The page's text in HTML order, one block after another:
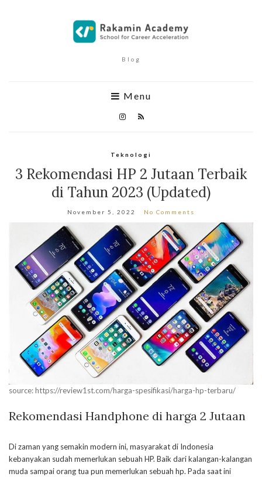
Blog
Menu
Teknologi
3 Rekomendasi HP 2 Jutaan Terbaik
di Tahun 2023 (Updated)
November 5, 2022 No Comments
source: https://review1st.com/harga-spesifikasi/harga-hp-terbaru/
Rekomendasi Handphone di harga 2 Jutaan
Di zaman yang semakin modern ini, masyarakat di Indonesia
kebanyakan sudah memerlukan sebuah HP. Baik dari kalangan-kalangan
muda sampai orang tua pun memerlukan sebuah hp. Pada saat ini